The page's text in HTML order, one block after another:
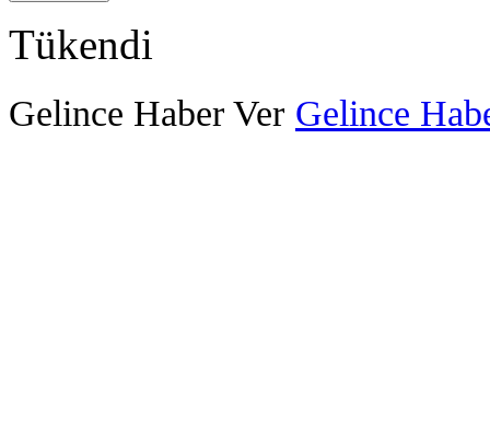
Tükendi
Gelince Haber Ver Gelince